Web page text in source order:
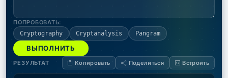
ПОПРОБОВАТЬ:
Cryptography
Cryptanalysis Pangram
ВЫПОЛНИТЬ
РЕЗУЛЬТАТ Копировать Поделиться Встроить